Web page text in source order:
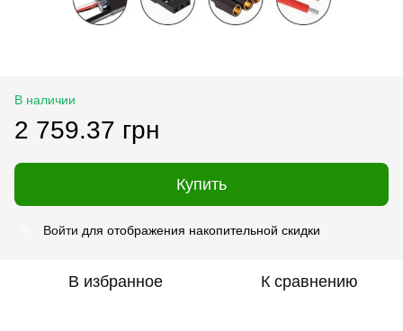
В наличии
2 759.37 грн
Купить
Войти для отображения накопительной скидки
В избранное К сравнению